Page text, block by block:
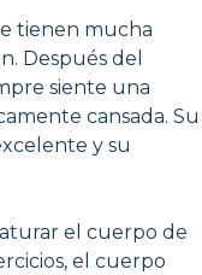
tienen mucha
Después del
siente una
cansada. Su
y su
el cuerpo de
el cuerpo